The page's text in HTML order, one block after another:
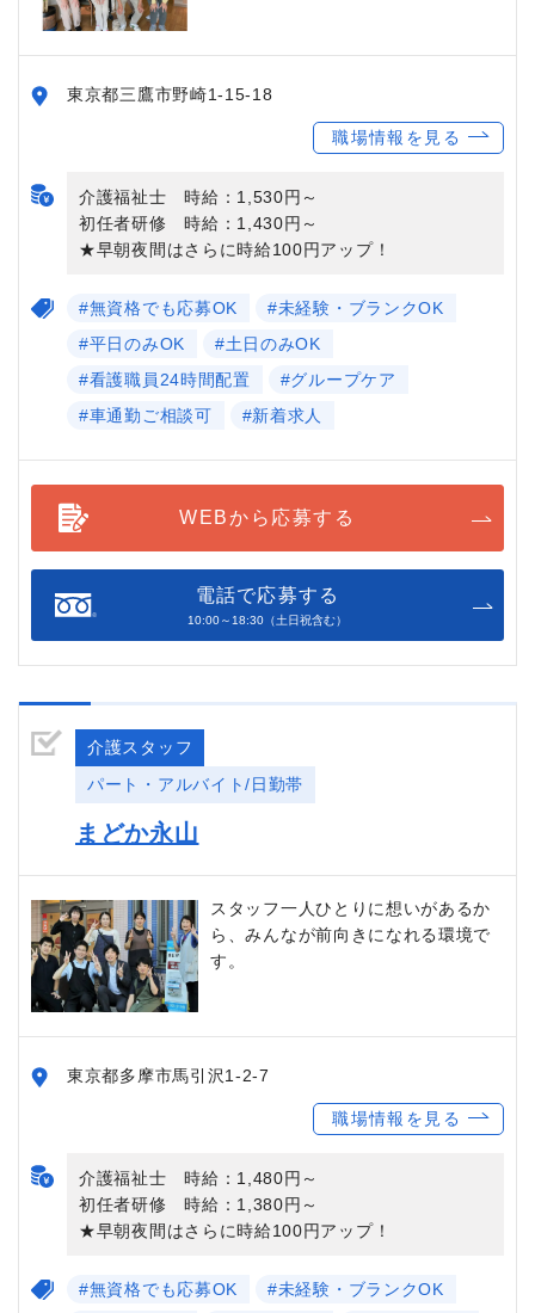
東京都三鷹市野崎1-15-18
職場情報を見る
介護福祉士 時給：1,530円～
初任者研修 時給：1,430円～
★早朝夜間はさらに時給100円アップ！
#無資格でも応募OK
#未経験・ブランクOK
#平日のみOK
#土日のみOK
#看護職員24時間配置
#グループケア
#車通勤ご相談可
#新着求人
WEBから応募する
電話で応募する
10:00～18:30（土日祝含む）
介護スタッフ
パート・アルバイト/日勤帯
まどか永山
スタッフ一人ひとりに想いがあるか
ら、みんなが前向きになれる環境で
す。
東京都多摩市馬引沢1-2-7
職場情報を見る
介護福祉士 時給：1,480円～
初任者研修 時給：1,380円～
★早朝夜間はさらに時給100円アップ！
#無資格でも応募OK
#未経験・ブランクOK